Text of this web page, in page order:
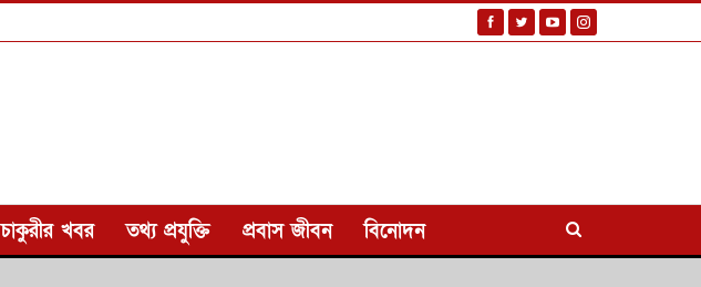
চাকুরীর খবর তথ্য প্রযুক্তি প্রবাস জীবন বিনোদন